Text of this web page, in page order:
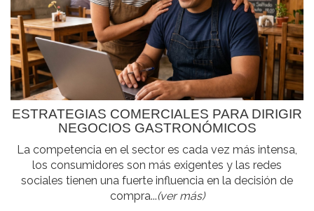
ESTRATEGIAS COMERCIALES PARA DIRIGIR
NEGOCIOS GASTRONÓMICOS
La competencia en el sector es cada vez más intensa,
los consumidores son más exigentes y las redes
sociales tienen una fuerte influencia en la decisión de
compra...(ver más)